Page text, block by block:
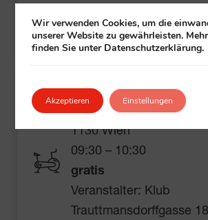
Mehr Informationen
Yoga im Sitzen
Klub
1130 Wien
09:30 – 10:30
gratis
Veranstalter: Klub
Trauttmansdorffgasse 18
Wir verwenden Cookies, um die
unserer Website zu gewährleisten.
finden Sie unter Datenschutzerklärung.
Akzeptieren Einstellungen